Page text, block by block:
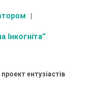
Інкогніта”
ентузіастів